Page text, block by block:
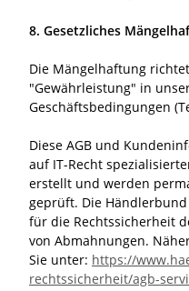
8. Gesetzliches
Die Mängelhaftung
"Gewährleistung" in
Geschäftsbedingungen
Diese AGB und
auf IT-Recht
erstellt und werden
geprüft. Die
für die Rechtssicherheit
von Abmahnungen.
Sie unter: https://
rechtssicherheit/agb-